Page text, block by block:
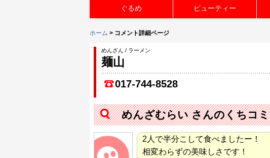
ぐるめ ビューティー
ホーム > コメント詳細ページ
めんざん / ラーメン
麺山
017-744-8528
めんざむらい さんのくちコミ
2人で半分こして食べましたー！
相変わらずの美味しさです！